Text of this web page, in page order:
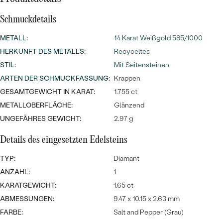
Meistverkaufte
Eheringe
MIT EDELSTEIN
NACH MATERIAL
GOLD
PLATIN
EDELSTEINSCHMUCK
SCHMUCK MIT LAB GROWN
DIAMANTEN
PERLENSCHMUCK
NACH STYL
PERSONALISIERT
MINIMALISTISCH
PREISWERTE
LUXURIÖSE
LUXURIÖSE
Schmuckdetails
METALL:
14 Karat Weißgold 585/1000
HERKUNFT DES METALLS:
Recyceltes
STIL:
Mit Seitensteinen
ARTEN DER SCHMUCKFASSUNG: Krappen
GESAMTGEWICHT IN KARAT:
1.755 ct
METALLOBERFLÄCHE:
Glänzend
UNGEFÄHRES GEWICHT:
2.97 g
Details des eingesetzten Edelsteins
TYP:
Diamant
ANZAHL:
1
KARATGEWICHT:
1.65 ct
ABMESSUNGEN:
9.47 x 10.15 x 2.63 mm
FARBE:
Salt and Pepper (Grau)